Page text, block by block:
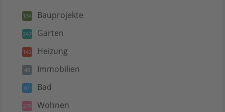
134 Bauprojekte
247 Garten
142 Heizung
48 Immobilien
61 Bad
279 Wohnen